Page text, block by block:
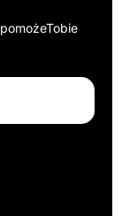
Tobie